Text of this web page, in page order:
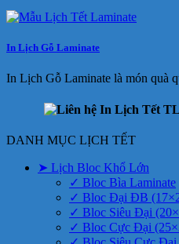
In Lịch Gỗ Laminate
In Lịch Gỗ Laminate là món quà
DANH MỤC LỊCH TẾT
➤ Lịch Bloc Khổ Lớn
✓ Bloc Bìa Laminate
✓ Bloc Đại ĐB
✓ Bloc Siêu Đại
✓ Bloc Cực Đại